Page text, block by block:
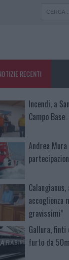
RECENTI
Incendi, a
Campo
Andrea
accoglienza
gravissimi”
Gallura, finti
furto da